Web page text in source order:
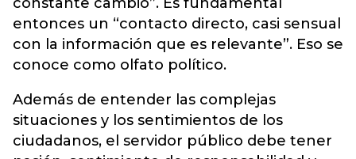
entonces un “contacto directo, casi sensual
con la información que es relevante”. Eso se
conoce como olfato político.
Además de entender las complejas
situaciones y los sentimientos de los
ciudadanos, el servidor público debe tener